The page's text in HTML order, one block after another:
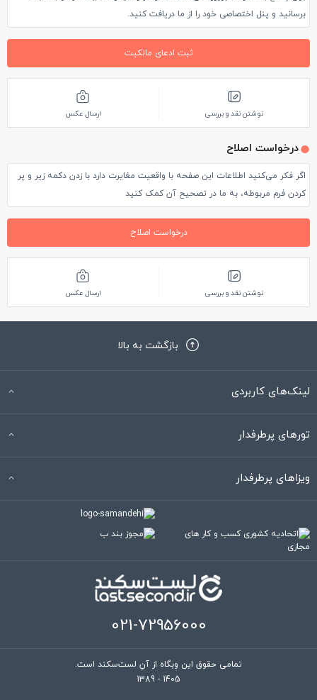
بیارن که ازشون خواستم یکم فاصله بدن ولی چون هر چند دقیقه یه
بار میومدن میپرسیدن چای رو بیاریم، دیگه مقاومت نکردم و گفتم
خلوت و خالی بود ولی واقعا نمیدونم چرا هر ۲ دقیقه یک بار میومدن
میپرسیدن چا رو بیاریم. در کل فضا، لوکیشن، کیفیت غذا رو دوست
داشتم و البته قیمتشم خوب بود.
برسانید و پنل اختصاصی خود را از ما دریافت کنید.
ثبت ادعای مالکیت
نوشتن نقد و بررسی ارسال عکس
درخواست اصلاح
اگر فکر می‌کنید اطلاعات این صفحه با واقعیت مغایرت دارد با زدن دکمه زیر و پر
کردن فرم مربوطه، به ما در تصحیح آن کمک کنید
درخواست اصلاح
نوشتن نقد و بررسی ارسال عکس
بازگشت به بالا
لینک‌های کاربردی
تورهای پرطرفدار
ویزاهای پرطرفدار
021-72956000
تمامی حقوق این وبگاه از آنِ لست‌سکند است.
1389 - 1405